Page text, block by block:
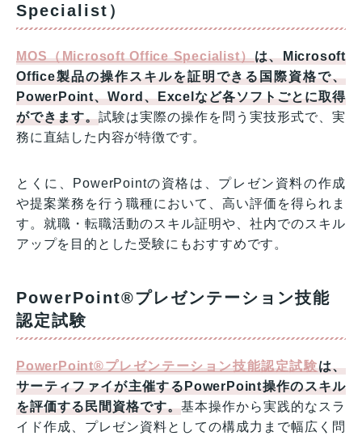
Specialist）
MOS（Microsoft Office Specialist）は、Microsoft
Office製品の操作スキルを証明できる国際資格で、
PowerPoint、Word、Excelなど各ソフトごとに取得
ができます。試験は実際の操作を問う実技形式で、実
務に直結した内容が特徴です。
とくに、PowerPointの資格は、プレゼン資料の作成
や提案業務を行う職種において、高い評価を得られま
す。就職・転職活動のスキル証明や、社内でのスキル
アップを目的とした受験にもおすすめです。
PowerPoint®プレゼンテーション技能
認定試験
PowerPoint®プレゼンテーション技能認定試験は、
サーティファイが主催するPowerPoint操作のスキル
を評価する民間資格です。基本操作から実践的なスラ
イド作成、プレゼン資料としての構成力まで幅広く問